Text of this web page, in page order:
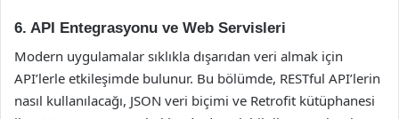
6. API Entegrasyonu ve Web Servisleri
Modern uygulamalar sıklıkla dışarıdan veri almak için
API’lerle etkileşimde bulunur. Bu bölümde, RESTful API’lerin
nasıl kullanılacağı, JSON veri biçimi ve Retrofit kütüphanesi